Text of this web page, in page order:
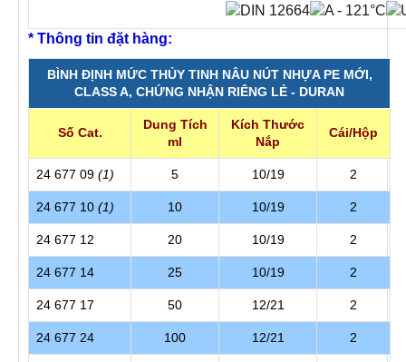
* Thông tin đặt hàng:
BÌNH ĐỊNH MỨC THỦY TINH NÂU NÚT NHỰA PE MỚI,
CLASS A, CHỨNG NHẬN RIÊNG LẺ - DURAN
Số Cat.
Dung Tích
ml
Kích Thước
Nắp
Cái/Hộp
24 677 09 (1) 5 10/19 2
24 677 10 (1) 10 10/19 2
24 677 12 20 10/19 2
24 677 14 25 10/19 2
24 677 17 50 12/21 2
24 677 24 100 12/21 2